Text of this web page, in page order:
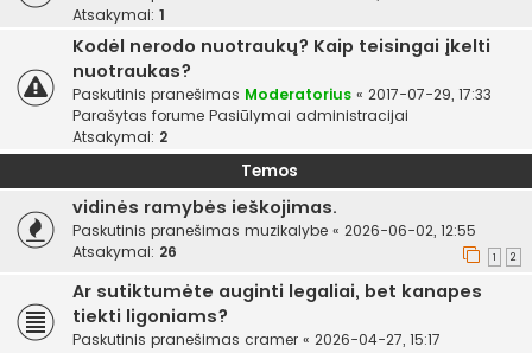
Atsakymai: 1
Kodėl nerodo nuotraukų? Kaip teisingai įkelti
nuotraukas?
Paskutinis pranešimas Moderatorius « 2017-07-29, 17:33
Parašytas forume Pasiūlymai administracijai
Atsakymai: 2
Temos
vidinės ramybės ieškojimas.
Paskutinis pranešimas muzikalybe « 2026-06-02, 12:55
Atsakymai: 26 1 2
Ar sutiktumėte auginti legaliai, bet kanapes
tiekti ligoniams?
Paskutinis pranešimas cramer « 2026-04-27, 15:17